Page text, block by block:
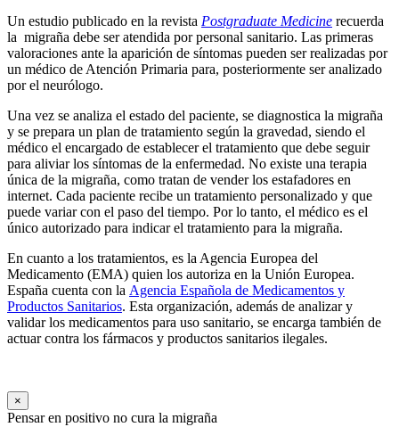
Un estudio publicado en la revista Postgraduate Medicine recuerda
la migraña debe ser atendida por personal sanitario. Las primeras
valoraciones ante la aparición de síntomas pueden ser realizadas por
un médico de Atención Primaria para, posteriormente ser analizado
por el neurólogo.
Una vez se analiza el estado del paciente, se diagnostica la migraña
y se prepara un plan de tratamiento según la gravedad, siendo el
médico el encargado de establecer el tratamiento que debe seguir
para aliviar los síntomas de la enfermedad. No existe una terapia
única de la migraña, como tratan de vender los estafadores en
internet. Cada paciente recibe un tratamiento personalizado y que
puede variar con el paso del tiempo. Por lo tanto, el médico es el
único autorizado para indicar el tratamiento para la migraña.
En cuanto a los tratamientos, es la Agencia Europea del
Medicamento (EMA) quien los autoriza en la Unión Europea.
España cuenta con la Agencia Española de Medicamentos y
Productos Sanitarios. Esta organización, además de analizar y
validar los medicamentos para uso sanitario, se encarga también de
actuar contra los fármacos y productos sanitarios ilegales.
×
Pensar en positivo no cura la migraña